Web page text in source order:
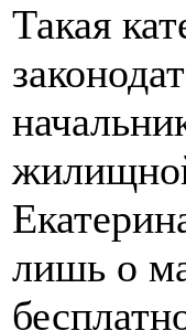
Такая
лишь о